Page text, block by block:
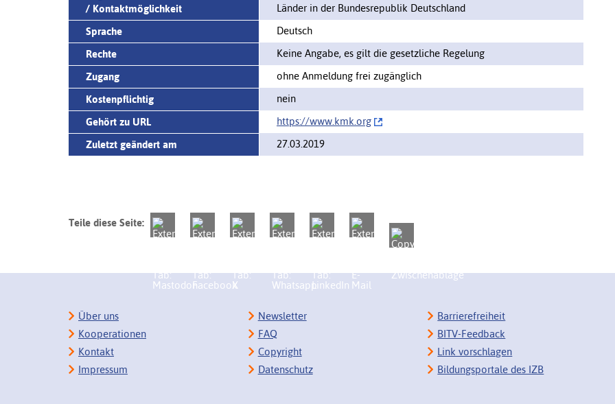
/ Kontaktmöglichkeit
Länder in der Bundesrepublik Deutschland
Sprache
Deutsch
Rechte
Keine Angabe, es gilt die gesetzliche Regelung
Zugang
ohne Anmeldung frei zugänglich
Kostenpflichtig
nein
Gehört zu URL
https://‌www.kmk.org
Zuletzt geändert am
27.03.2019
Teile diese Seite:
Über uns
Kooperationen
Kontakt
Impressum
Newsletter
FAQ
Copyright
Datenschutz
Barrierefreiheit
BITV-Feedback
Link vorschlagen
Bildungsportale des IZB